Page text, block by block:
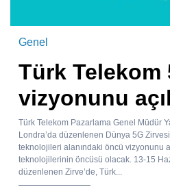
Genel
Türk Telekom
vizyonunu
Türk Telekom Pazarlama Genel Müdür
Londra’da düzenlenen Dünya 5G
teknolojileri alanındaki öncü vizyonunu
teknolojilerinin öncüsü olacak. 13-15
düzenlenen Zirve’de, Türk...